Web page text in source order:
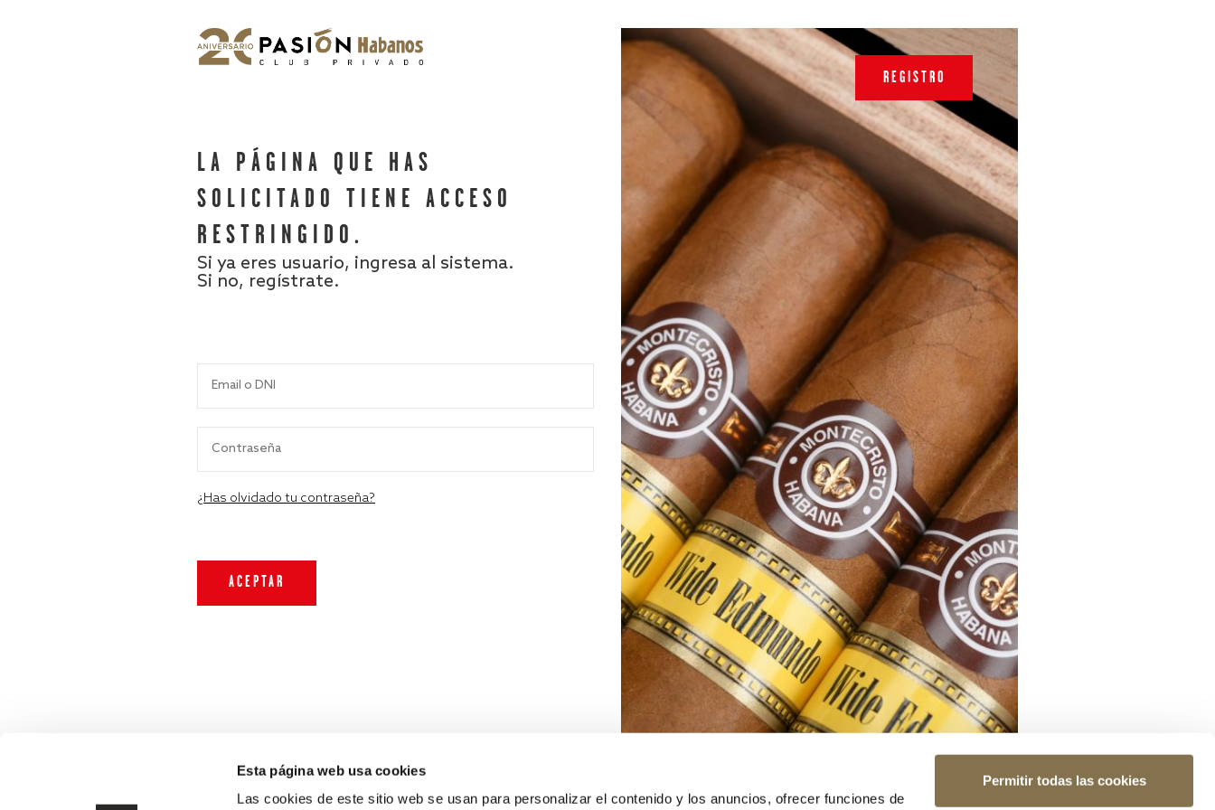
Esta página web usa cookies
Las cookies de este sitio web se usan para personalizar el contenido y los anuncios, ofrecer funciones de
Permitir todas las cookies
LA PÁGINA QUE HAS
SOLICITADO TIENE ACCESO
RESTRINGIDO.
Si ya eres usuario, ingresa al sistema.
Si no, regístrate.
¿Has olvidado tu contraseña?
REGISTRO